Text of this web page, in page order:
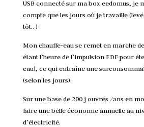
USB connecté sur ma box eedomus, je
compte que les jours où je travaille (levé
tôt.. )
Mon chauffe-eau se remet en marche
étant l’heure de l’impulsion EDF pour
eau), ce qui entraîne une
(selon les jours).
Sur une base de 200 j ouvrés /ans en
faire une belle économie annuelle au
d’électricité.